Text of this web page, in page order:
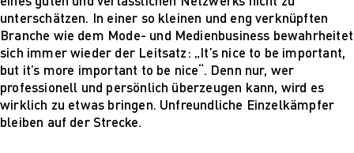
unterschätzen. In einer so kleinen und eng verknüpften
Branche wie dem Mode- und Medienbusiness bewahrheitet
sich immer wieder der Leitsatz: „It’s nice to be important,
but it’s more important to be nice“. Denn nur, wer
professionell und persönlich überzeugen kann, wird es
wirklich zu etwas bringen. Unfreundliche Einzelkämpfer
bleiben auf der Strecke.